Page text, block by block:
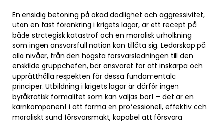
En ensidig betoning på ökad dödlighet och aggressivitet,
utan en fast förankring i krigets lagar, är ett recept på
både strategisk katastrof och en moralisk urholkning
som ingen ansvarsfull nation kan tillåta sig. Ledarskap på
alla nivåer, från den högsta försvarsledningen till den
enskilde gruppchefen, bär ansvaret för att inskärpa och
upprätthålla respekten för dessa fundamentala
principer. Utbildning i krigets lagar är därför ingen
byråkratisk formalitet som kan väljas bort – det är en
kärnkomponent i att forma en professionell, effektiv och
moraliskt sund försvarsmakt, kapabel att försvara